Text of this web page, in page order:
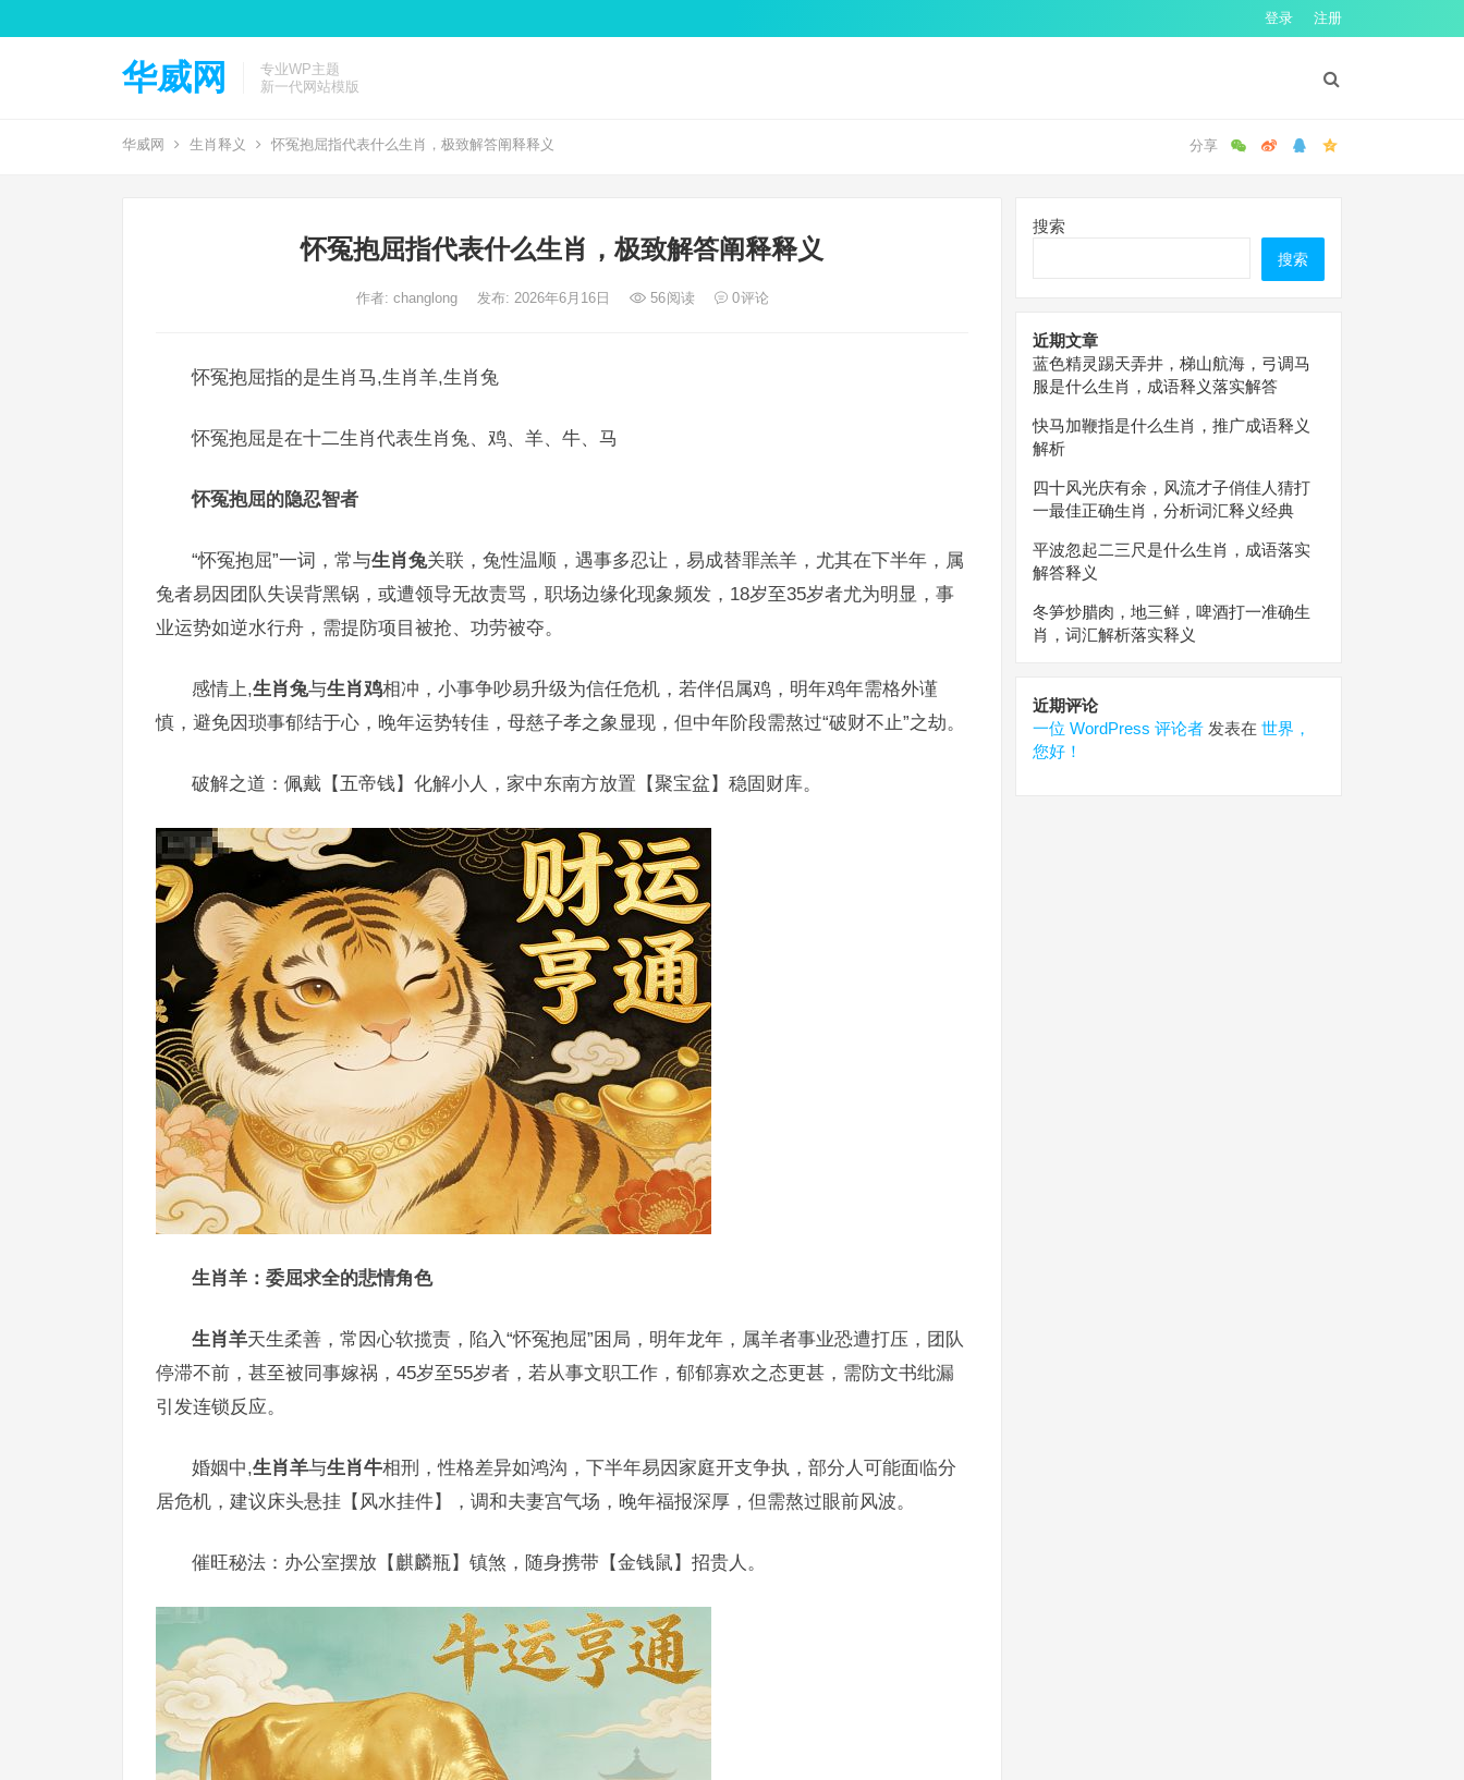
登录 注册
华威网
专业WP主题
新一代网站模版
华威网 生肖释义 怀冤抱屈指代表什么生肖，极致解答阐释释义
怀冤抱屈指代表什么生肖，极致解答阐释释义
作者: changlong 发布: 2026年6月16日 56阅读 0评论
怀冤抱屈指的是生肖马,生肖羊,生肖兔
怀冤抱屈是在十二生肖代表生肖兔、鸡、羊、牛、马
怀冤抱屈的隐忍智者
“怀冤抱屈”一词，常与生肖兔关联，兔性温顺，遇事多忍让，易成替罪羔羊，尤其在下半年，属
兔者易因团队失误背黑锅，或遭领导无故责骂，职场边缘化现象频发，18岁至35岁者尤为明显，事
业运势如逆水行舟，需提防项目被抢、功劳被夺。
感情上,生肖兔与生肖鸡相冲，小事争吵易升级为信任危机，若伴侣属鸡，明年鸡年需格外谨
慎，避免因琐事郁结于心，晚年运势转佳，母慈子孝之象显现，但中年阶段需熬过“破财不止”之劫。
破解之道：佩戴【五帝钱】化解小人，家中东南方放置【聚宝盆】稳固财库。
生肖羊：委屈求全的悲情角色
生肖羊天生柔善，常因心软揽责，陷入“怀冤抱屈”困局，明年龙年，属羊者事业恐遭打压，团队
停滞不前，甚至被同事嫁祸，45岁至55岁者，若从事文职工作，郁郁寡欢之态更甚，需防文书纰漏
引发连锁反应。
婚姻中,生肖羊与生肖牛相刑，性格差异如鸿沟，下半年易因家庭开支争执，部分人可能面临分
居危机，建议床头悬挂【风水挂件】，调和夫妻宫气场，晚年福报深厚，但需熬过眼前风波。
催旺秘法：办公室摆放【麒麟瓶】镇煞，随身携带【金钱鼠】招贵人。
搜索
搜索
近期文章
蓝色精灵踢天弄井，梯山航海，弓调马
服是什么生肖，成语释义落实解答
快马加鞭指是什么生肖，推广成语释义
解析
四十风光庆有余，风流才子俏佳人猜打
一最佳正确生肖，分析词汇释义经典
平波忽起二三尺是什么生肖，成语落实
解答释义
冬笋炒腊肉，地三鲜，啤酒打一准确生
肖，词汇解析落实释义
近期评论
一位 WordPress 评论者 发表在 世界，
您好！